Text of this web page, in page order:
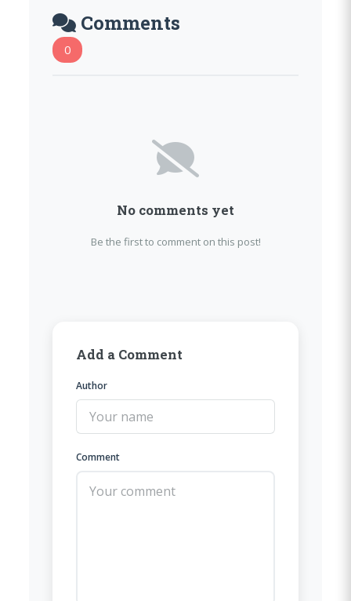
Comments
0
No comments yet
Be the first to comment on this post!
Add a Comment
Author
Comment